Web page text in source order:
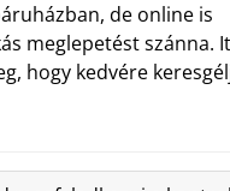
de online is
meglepetést szánna.
hogy kedvére